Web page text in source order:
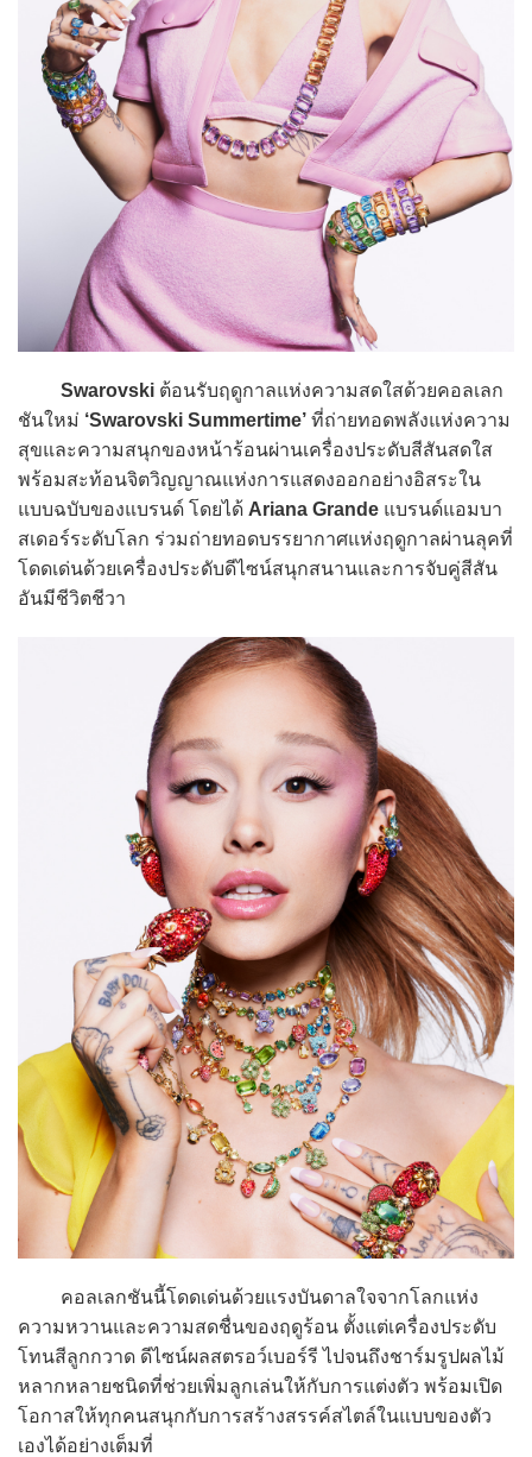
Swarovski ต้อนรับฤดูกาลแห่งความสดใสด้วยคอลเลก
ชันใหม่ ‘Swarovski Summertime’ ที่ถ่ายทอดพลังแห่งความ
สุขและความสนุกของหน้าร้อนผ่านเครื่องประดับสีสันสดใส
พร้อมสะท้อนจิตวิญญาณแห่งการแสดงออกอย่างอิสระใน
แบบฉบับของแบรนด์ โดยได้ Ariana Grande แบรนด์แอมบา
สเดอร์ระดับโลก ร่วมถ่ายทอดบรรยากาศแห่งฤดูกาลผ่านลุคที่
โดดเด่นด้วยเครื่องประดับดีไซน์สนุกสนานและการจับคู่สีสัน
อันมีชีวิตชีวา
คอลเลกชันนี้โดดเด่นด้วยแรงบันดาลใจจากโลกแห่ง
ความหวานและความสดชื่นของฤดูร้อน ตั้งแต่เครื่องประดับ
โทนสีลูกกวาด ดีไซน์ผลสตรอว์เบอร์รี ไปจนถึงชาร์มรูปผลไม้
หลากหลายชนิดที่ช่วยเพิ่มลูกเล่นให้กับการแต่งตัว พร้อมเปิด
โอกาสให้ทุกคนสนุกกับการสร้างสรรค์สไตล์ในแบบของตัว
เองได้อย่างเต็มที่